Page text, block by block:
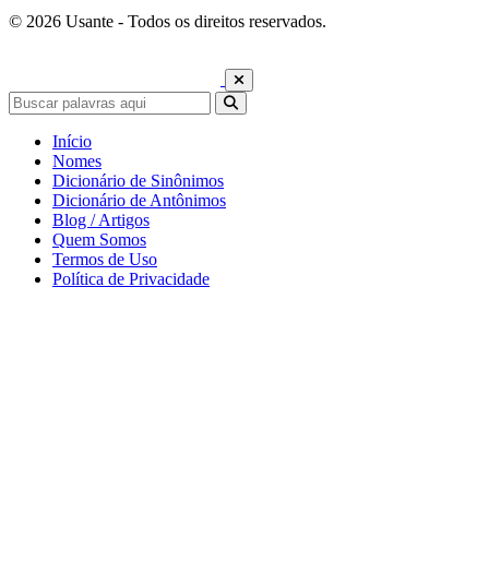
© 2026 Usante - Todos os direitos reservados.
Início
Nomes
Dicionário de Sinônimos
Dicionário de Antônimos
Blog / Artigos
Quem Somos
Termos de Uso
Política de Privacidade